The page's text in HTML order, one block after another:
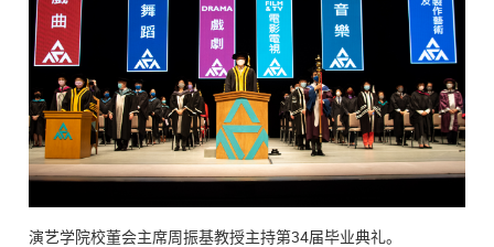
演艺学院校董会主席周振基教授主持第34届毕业典礼。